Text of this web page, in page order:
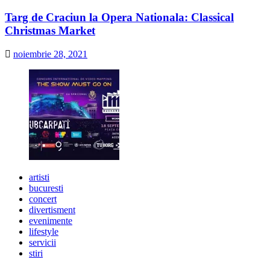
Targ de Craciun la Opera Nationala: Classical
Christmas Market
noiembrie 28, 2021
artisti
bucuresti
concert
divertisment
evenimente
lifestyle
servicii
stiri